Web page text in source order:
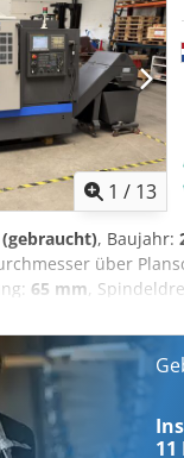
1 / 13
, Baujahr:
über
65 mm,
1.720 mm,
Futter:260 mm
Drehzahl
sich in der Praxis
aufgebaut